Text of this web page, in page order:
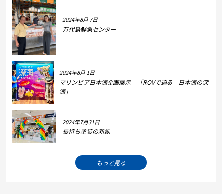
2024年8月 7日
万代島鮮魚センター
2024年8月 1日
マリンピア日本海企画展示 「ROVで迫る 日本海の深
海」
2024年7月31日
長持ち塗装の新創
もっと見る